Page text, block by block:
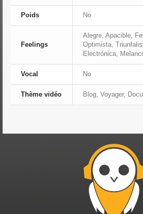
Poids No
Feelings
Alegre, Apacible,
Optimista,
Electrónica,
Vocal No
Thème vidéo Blog, Voyager,